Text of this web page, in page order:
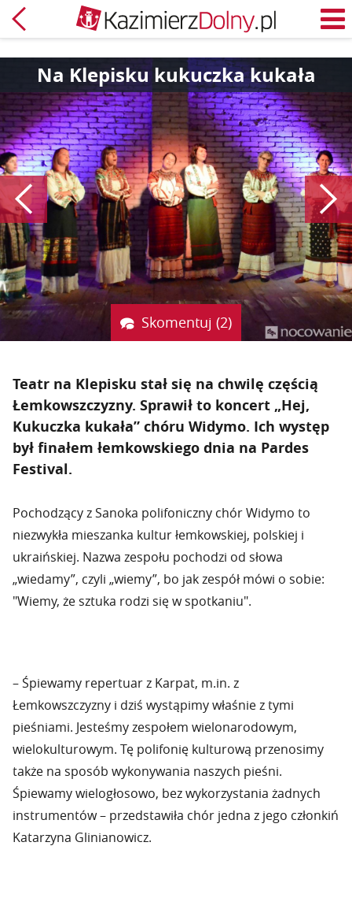
Powrót
Na Klepisku kukuczka kukała
Poprzedni
Skomentuj (2)
Teatr na Klepisku stał się na chwilę częścią
Łemkowszczyzny. Sprawił to koncert „Hej,
Kukuczka kukała” chóru Widymo. Ich występ
był finałem łemkowskiego dnia na Pardes
Festival.
Pochodzący z Sanoka polifoniczny chór Widymo to
niezwykła mieszanka kultur łemkowskiej, polskiej i
ukraińskiej. Nazwa zespołu pochodzi od słowa
„wiedamy”, czyli „wiemy”, bo jak zespół mówi o sobie:
"Wiemy, że sztuka rodzi się w spotkaniu".
– Śpiewamy repertuar z Karpat, m.in. z
Łemkowszczyzny i dziś wystąpimy właśnie z tymi
pieśniami. Jesteśmy zespołem wielonarodowym,
wielokulturowym. Tę polifonię kulturową przenosimy
także na sposób wykonywania naszych pieśni.
Śpiewamy wielogłosowo, bez wykorzystania żadnych
instrumentów – przedstawiła chór jedna z jego członkiń
Katarzyna Glinianowicz.